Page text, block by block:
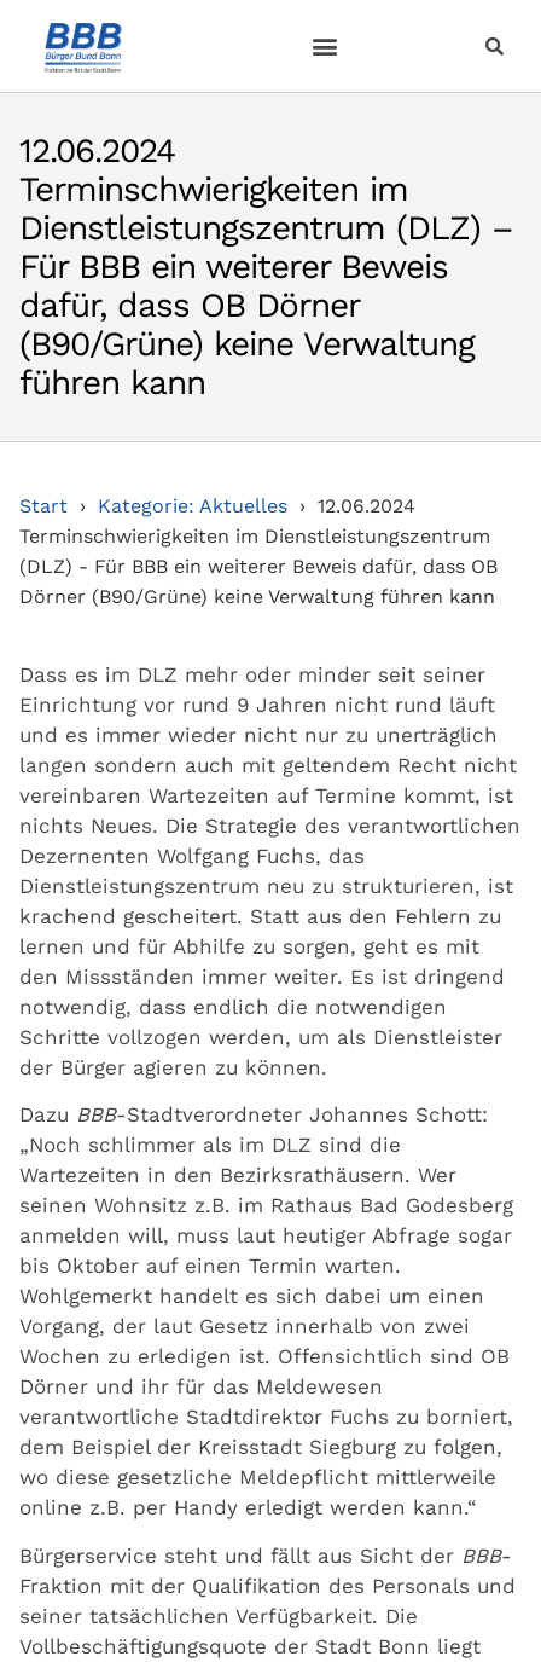
12.06.2024
Terminschwierigkeiten im
Dienstleistungszentrum (DLZ) –
Für BBB ein weiterer Beweis
dafür, dass OB Dörner
(B90/Grüne) keine Verwaltung
führen kann
Start Kategorie: Aktuelles
12.06.2024
Terminschwierigkeiten im Dienstleistungszentrum
(DLZ) - Für BBB ein weiterer Beweis dafür, dass OB
Dörner (B90/Grüne) keine Verwaltung führen kann
Dass es im DLZ mehr oder minder seit seiner
Einrichtung vor rund 9 Jahren nicht rund läuft
und es immer wieder nicht nur zu unerträglich
langen sondern auch mit geltendem Recht nicht
vereinbaren Wartezeiten auf Termine kommt, ist
nichts Neues. Die Strategie des verantwortlichen
Dezernenten Wolfgang Fuchs, das
Dienstleistungszentrum neu zu strukturieren, ist
krachend gescheitert. Statt aus den Fehlern zu
lernen und für Abhilfe zu sorgen, geht es mit
den Missständen immer weiter. Es ist dringend
notwendig, dass endlich die notwendigen
Schritte vollzogen werden, um als Dienstleister
der Bürger agieren zu können.
Dazu BBB-Stadtverordneter Johannes Schott:
„Noch schlimmer als im DLZ sind die
Wartezeiten in den Bezirksrathäusern. Wer
seinen Wohnsitz z.B. im Rathaus Bad Godesberg
anmelden will, muss laut heutiger Abfrage sogar
bis Oktober auf einen Termin warten.
Wohlgemerkt handelt es sich dabei um einen
Vorgang, der laut Gesetz innerhalb von zwei
Wochen zu erledigen ist. Offensichtlich sind OB
Dörner und ihr für das Meldewesen
verantwortliche Stadtdirektor Fuchs zu borniert,
dem Beispiel der Kreisstadt Siegburg zu folgen,
wo diese gesetzliche Meldepflicht mittlerweile
online z.B. per Handy erledigt werden kann.“
Bürgerservice steht und fällt aus Sicht der BBB-
Fraktion mit der Qualifikation des Personals und
seiner tatsächlichen Verfügbarkeit. Die
Vollbeschäftigungsquote der Stadt Bonn liegt